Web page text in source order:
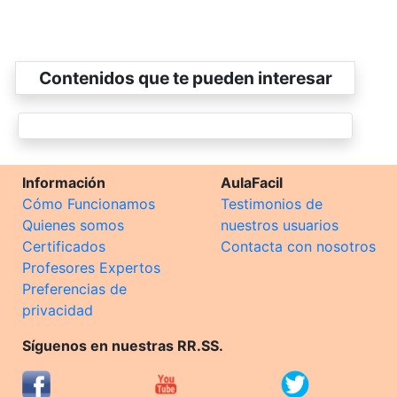
Contenidos que te pueden interesar
Información
Cómo Funcionamos
Quienes somos
Certificados
Profesores Expertos
Preferencias de
privacidad
AulaFacil
Testimonios de
nuestros usuarios
Contacta con nosotros
Síguenos en nuestras RR.SS.